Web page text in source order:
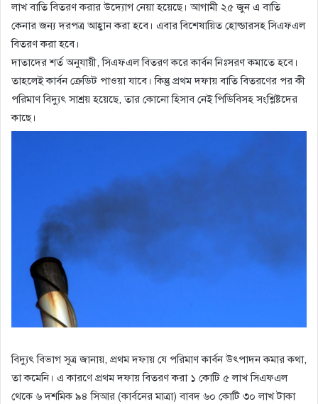
লাখ বাতি বিতরণ করার উদ্যোগ নেয়া হয়েছে। আগামী ২৫ জুন এ বাতি
কেনার জন্য দরপত্র আহ্বান করা হবে। এবার বিশেষায়িত হোল্ডারসহ সিএফএল
বিতরণ করা হবে।
দাতাদের শর্ত অনুযায়ী, সিএফএল বিতরণ করে কার্বন নিঃসরণ কমাতে হবে।
তাহলেই কার্বন ক্রেডিট পাওয়া যাবে। কিন্তু প্রথম দফায় বাতি বিতরণের পর কী
পরিমাণ বিদ্যুৎ সাশ্রয় হয়েছে, তার কোনো হিসাব নেই পিডিবিসহ সংশ্লিষ্টদের
কাছে।
বিদ্যুৎ বিভাগ সূত্র জানায়, প্রথম দফায় যে পরিমাণ কার্বন উৎপাদন কমার কথা,
তা কমেনি। এ কারণে প্রথম দফায় বিতরণ করা ১ কোটি ৫ লাখ সিএফএল
থেকে ৬ দশমিক ৯৪ সিআর (কার্বনের মাত্রা) বাবদ ৬০ কোটি ৩০ লাখ টাকা